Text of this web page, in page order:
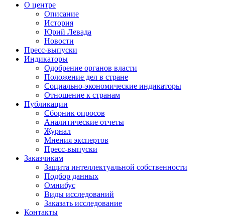
О центре
Описание
История
Юрий Левада
Новости
Пресс-выпуски
Индикаторы
Одобрение органов власти
Положение дел в стране
Социально-экономические индикаторы
Отношение к странам
Публикации
Сборник опросов
Аналитические отчеты
Журнал
Мнения экспертов
Пресс-выпуски
Заказчикам
Защита интеллектуальной собственности
Подбор данных
Омнибус
Виды исследований
Заказать исследование
Контакты